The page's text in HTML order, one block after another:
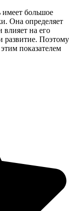
имеет большое
Она определяет
на его
развитие. Поэтому
показателем